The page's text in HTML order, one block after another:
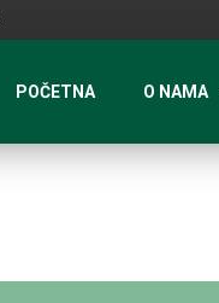
POČETNA O NAMA